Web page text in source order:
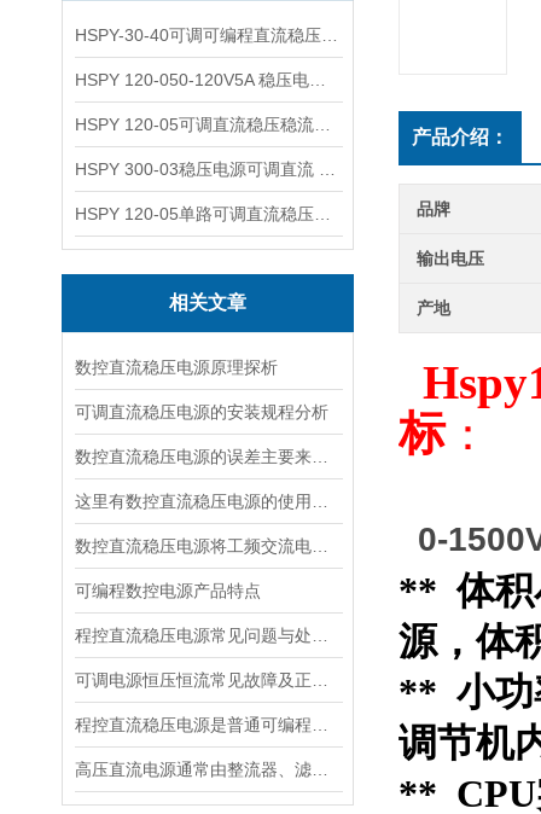
相关文章
数控直流稳压电源原理探析
可调直流稳压电源的安装规程分析
可编程数控电源产品特点
产品介绍：
品牌
输出电压
产地
H
标：
0-
** 体积
源，体
** 小功
调节机
** CPU